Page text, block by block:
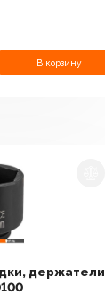
В корзину
держатели